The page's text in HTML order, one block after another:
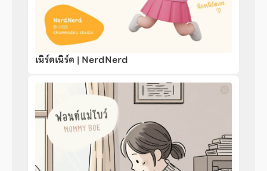
เนิร์ดเนิร์ด | NerdNerd